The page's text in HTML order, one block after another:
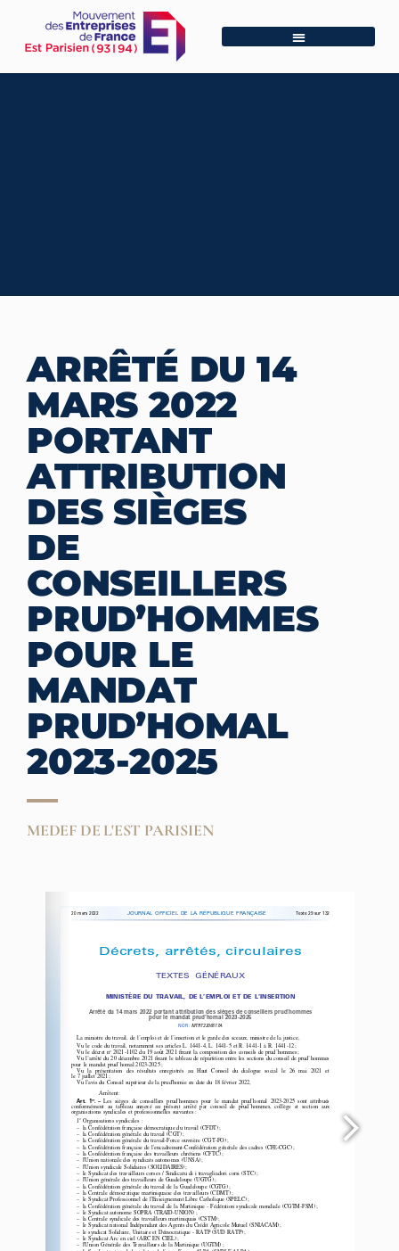
ARRÊTÉ DU 14
MARS 2022
PORTANT
ATTRIBUTION
DES SIÈGES
DE
CONSEILLERS
PRUD’HOMMES
POUR LE
MANDAT
PRUD’HOMAL
2023-2025
MEDEF DE L'EST PARISIEN